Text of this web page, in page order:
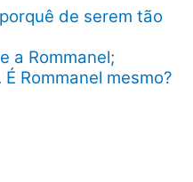
de serem tão
a Rommanel;
Rommanel mesmo?